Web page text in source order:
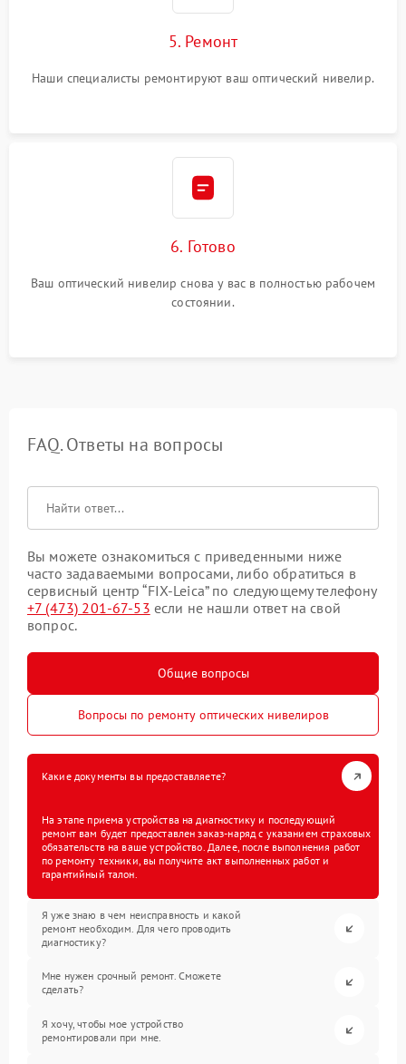
5. Ремонт
Наши специалисты ремонтируют ваш оптический нивелир.
6. Готово
Ваш оптический нивелир снова у вас в полностью рабочем
состоянии.
FAQ. Ответы на вопросы
Вы можете ознакомиться с приведенными ниже
часто задаваемыми вопросами, либо обратиться в
сервисный центр “FIX-Leica” по следующему телефону
+7 (473) 201-67-53 если не нашли ответ на свой
вопрос.
Общие вопросы
Вопросы по ремонту оптических нивелиров
Какие документы вы предоставляете?
На этапе приема устройства на диагностику и последующий
ремонт вам будет предоставлен заказ-наряд с указанием страховых
обязательств на ваше устройство. Далее, после выполнения работ
по ремонту техники, вы получите акт выполненных работ и
гарантийный талон.
Я уже знаю в чем неисправность и какой
ремонт необходим. Для чего проводить
диагностику?
Мне нужен срочный ремонт. Сможете
сделать?
Я хочу, чтобы мое устройство
ремонтировали при мне.